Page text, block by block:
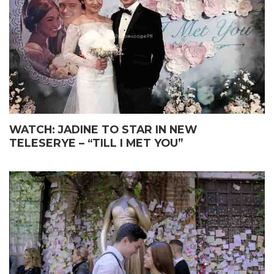
WATCH: JADINE TO STAR IN NEW
TELESERYE – “TILL I MET YOU”